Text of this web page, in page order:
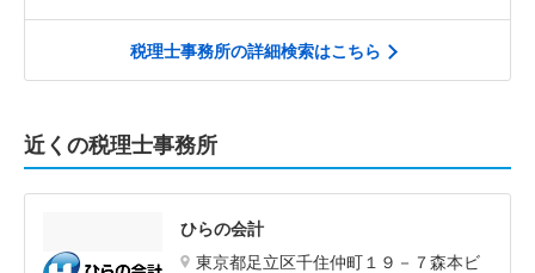
税理士事務所の詳細検索はこちら
近くの税理士事務所
ひらの会計
東京都足立区千住仲町１９－７森本ビ